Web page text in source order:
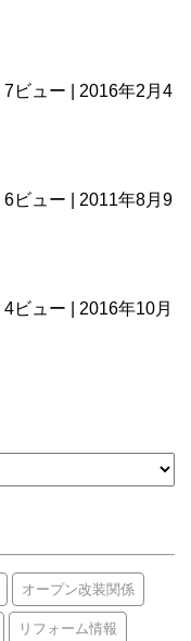
7ビュー
2016年2月4
6ビュー
2011年8月9
4ビュー
2016年10月
オープン改装関係
リフォーム情報